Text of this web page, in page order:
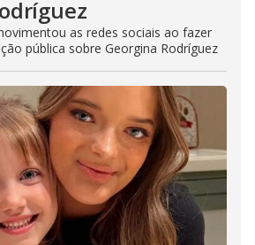
as redes sociais ao fazer
pública sobre Georgina Rodríguez